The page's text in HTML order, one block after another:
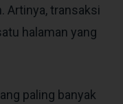
Artinya, transaksi
halaman yang
paling banyak